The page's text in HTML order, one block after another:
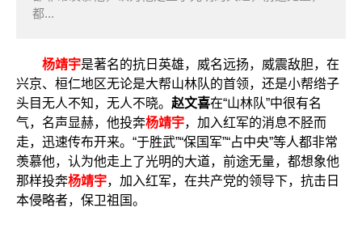
都...
杨靖宇是著名的抗日英雄，威名远扬，威震敌胆，在
兴京、桓仁地区无论是大帮山林队的首领，还是小帮绺子
头目无人不知，无人不晓。 赵文喜在“山林队”中很有名
气，名声显赫，他投奔杨靖宇，加入红军的消息不胫而
走，迅速传布开来。“于胜武”“保国军”“占中央”等人都非常
羡慕他，认为他走上了光明的大道，前途无量，都想象他
那样投奔杨靖宇，加入红军，在共产党的领导下，抗击日
本侵略者，保卫祖国。